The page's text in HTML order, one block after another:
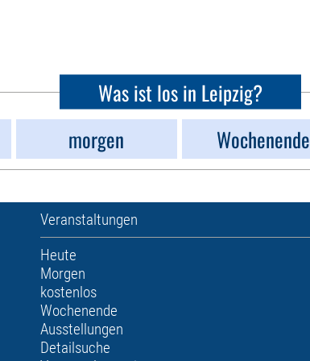
Was ist los in Leipzig?
morgen Wochenende
Veranstaltungen
Heute
Morgen
kostenlos
Wochenende
Ausstellungen
Detailsuche